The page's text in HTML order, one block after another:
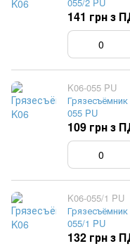
141 грн з
K06-055 PU
055 PU
109 грн з
K06-055/1 PU
055/1 PU
132 грн з